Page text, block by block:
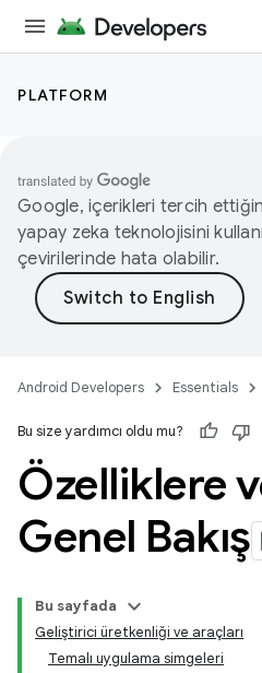
PLATFORM
Google, içerikleri tercih
yapay zeka teknolojisini
çevirilerinde hata olabilir.
Android Developers Essentials
Bu size yardımcı oldu mu?
Özelliklere
Genel Bakış
Bu sayfada
Geliştirici üretkenliği ve araçları
Temalı uygulama simgeleri